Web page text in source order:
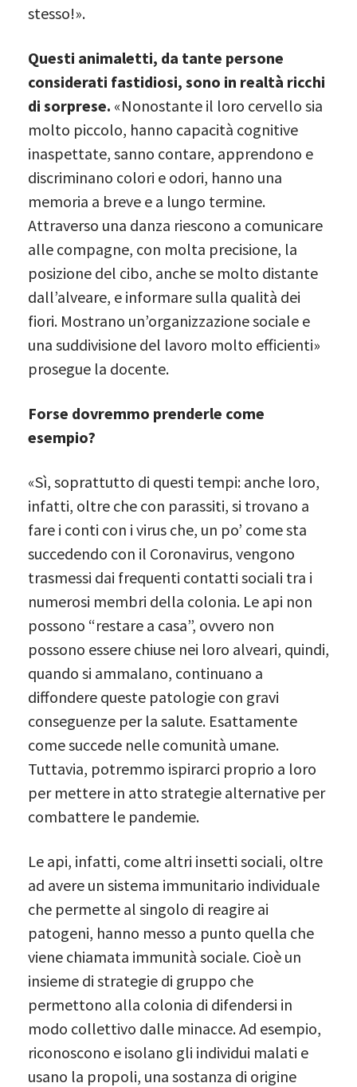
stesso!».
Questi animaletti, da tante persone
considerati fastidiosi, sono in realtà ricchi
di sorprese. «Nonostante il loro cervello sia
molto piccolo, hanno capacità cognitive
inaspettate, sanno contare, apprendono e
discriminano colori e odori, hanno una
memoria a breve e a lungo termine.
Attraverso una danza riescono a comunicare
alle compagne, con molta precisione, la
posizione del cibo, anche se molto distante
dall’alveare, e informare sulla qualità dei
fiori. Mostrano un’organizzazione sociale e
una suddivisione del lavoro molto efficienti»
prosegue la docente.
Forse dovremmo prenderle come
esempio?
«Sì, soprattutto di questi tempi: anche loro,
infatti, oltre che con parassiti, si trovano a
fare i conti con i virus che, un po’ come sta
succedendo con il Coronavirus, vengono
trasmessi dai frequenti contatti sociali tra i
numerosi membri della colonia. Le api non
possono “restare a casa”, ovvero non
possono essere chiuse nei loro alveari, quindi,
quando si ammalano, continuano a
diffondere queste patologie con gravi
conseguenze per la salute. Esattamente
come succede nelle comunità umane.
Tuttavia, potremmo ispirarci proprio a loro
per mettere in atto strategie alternative per
combattere le pandemie.
Le api, infatti, come altri insetti sociali, oltre
ad avere un sistema immunitario individuale
che permette al singolo di reagire ai
patogeni, hanno messo a punto quella che
viene chiamata immunità sociale. Cioè un
insieme di strategie di gruppo che
permettono alla colonia di difendersi in
modo collettivo dalle minacce. Ad esempio,
riconoscono e isolano gli individui malati e
usano la propoli, una sostanza di origine